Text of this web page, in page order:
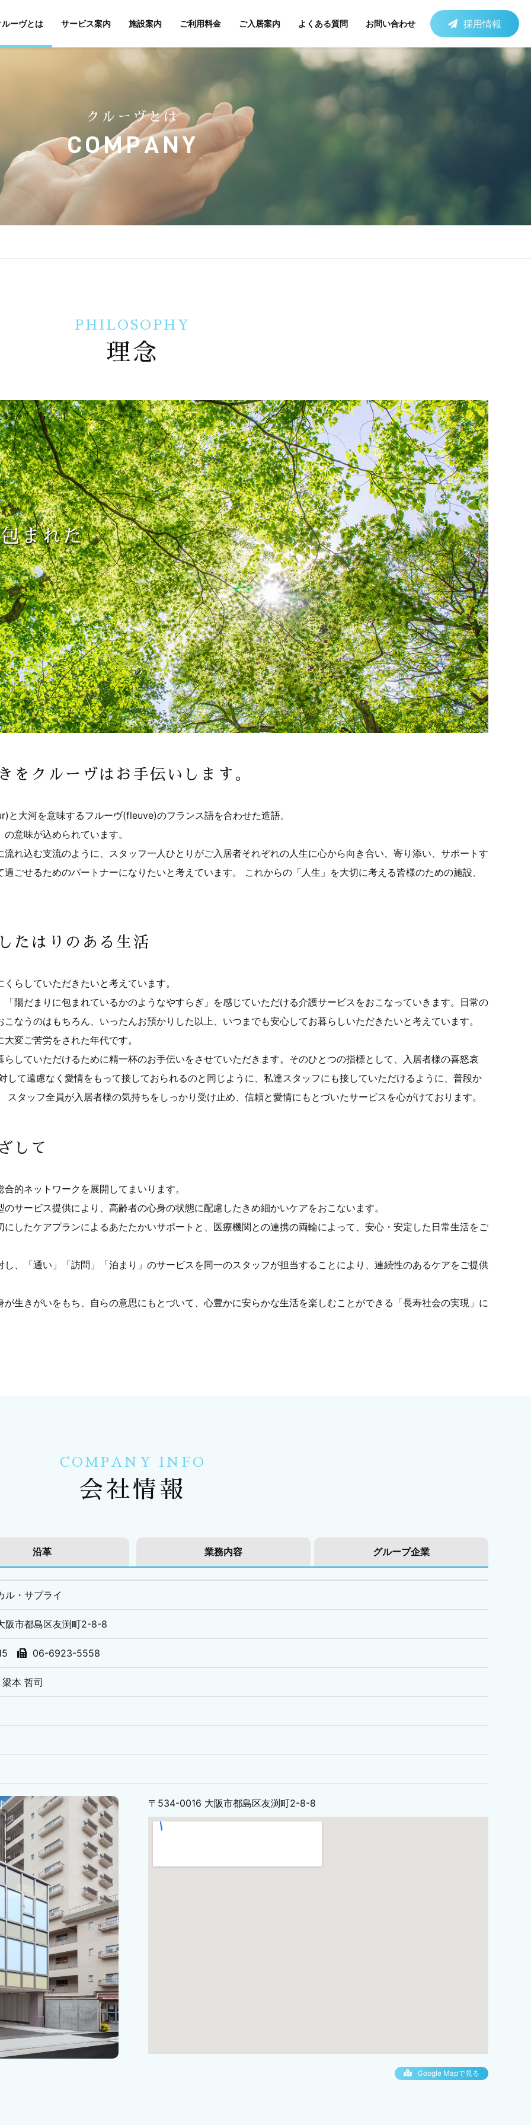
ルーヴとは サービス案内 施設案内 ご利用料金 ご入居案内 よくある質問 お問い合わせ 採用情報
クルーヴとは
COMPANY
PHILOSOPHY
理念
まれた
をクルーヴはお手伝いします。
大河を意味するフルーヴ(fleuve)のフランス語を合わせた造語。
意味が込められています。
れ込む支流のように、スタッフ一人ひとりがご入居者それぞれの人生に心から向き合い、寄り添い、サポートす
ごせるためのパートナーになりたいと考えています。 これからの「人生」を大切に考える皆様のための施設、
たはりのある生活
らしていただきたいと考えています。
陽だまりに包まれているかのようなやすらぎ」を感じていただける介護サービスをおこなっていきます。日常の
なうのはもちろん、いったんお預かりした以上、いつまでも安心してお暮らしいただきたいと考えています。
変ご苦労をされた年代です。
していただけるために精一杯のお手伝いをさせていただきます。そのひとつの指標として、入居者様の喜怒哀
て遠慮なく愛情をもって接しておられるのと同じように、私達スタッフにも接していただけるように、普段か
タッフ全員が入居者様の気持ちをしっかり受け止め、信頼と愛情にもとづいたサービスを心がけております。
して
的ネットワークを展開してまいります。
サービス提供により、高齢者の心身の状態に配慮したきめ細かいケアをおこないます。
したケアプランによるあたたかいサポートと、医療機関との連携の両輪によって、安心・安定した日常生活をご
、「通い」「訪問」「泊まり」のサービスを同一のスタッフが担当することにより、連続性のあるケアをご提供
生きがいをもち、自らの意思にもとづいて、心豊かに安らかな生活を楽しむことができる「長寿社会の実現」に
COMPANY INFO
会社情報
沿革 業務内容 グループ企業
ル・サプライ
阪市都島区友渕町2-8-8
06-6923-5558
本 哲司
〒534-0016 大阪市都島区友渕町2-8-8
Google Mapで見る